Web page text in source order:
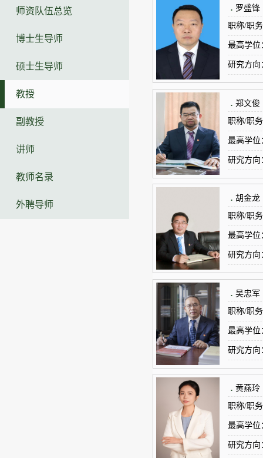
师资队伍总览
博士生导师
硕士生导师
教授
副教授
讲师
教师名录
外聘导师
. 罗盛锋
职称/职
长
最高学位
研究方向
. 郑文俊
职称/职
最高学位
研究方向
. 胡金龙
职称/职
最高学位
研究方向
. 吴忠军
职称/职
最高学位
研究方向
. 黄燕玲
职称/职
最高学位
研究方向